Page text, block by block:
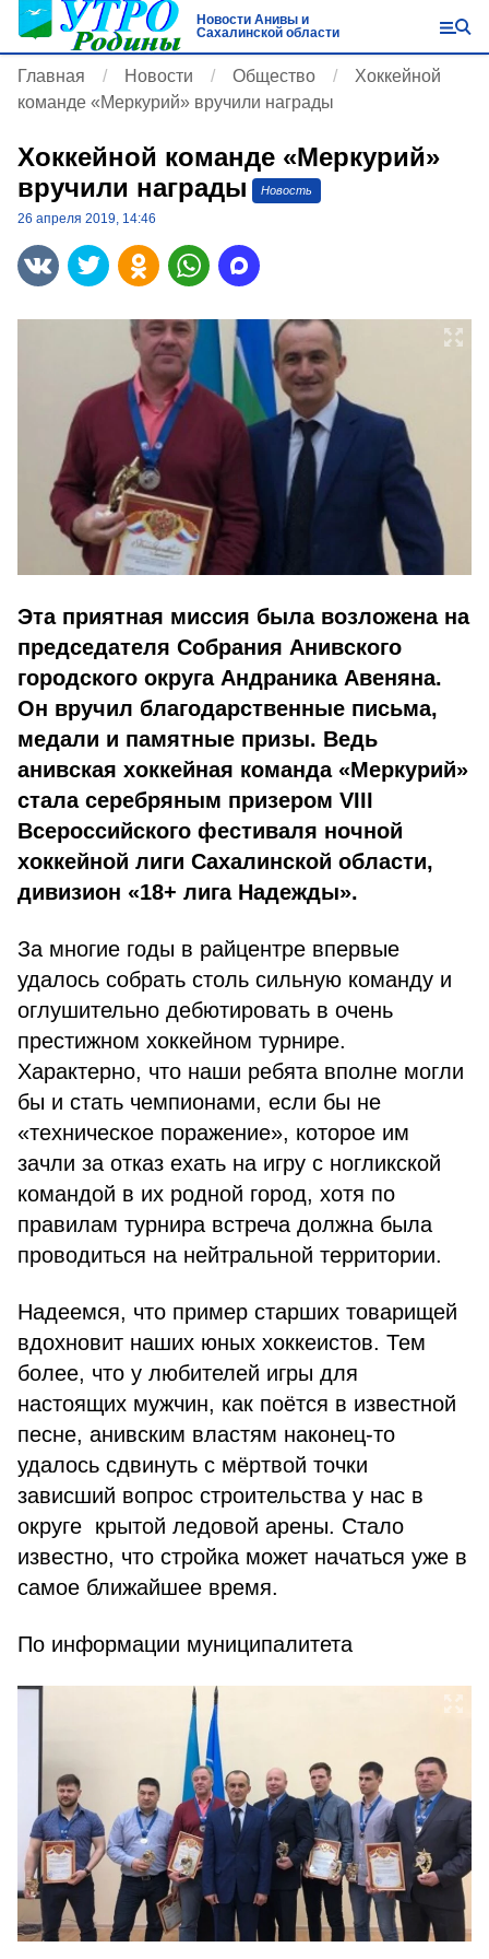
Новости Анивы и
Сахалинской области
Главная Новости Общество
Хоккейной
команде «Меркурий» вручили награды
Хоккейной команде «Меркурий»
вручили награды
Новость
26 апреля 2019, 14:46
Эта приятная миссия была возложена на
председателя Собрания Анивского
городского округа Андраника Авеняна.
Он вручил благодарственные письма,
медали и памятные призы. Ведь
анивская хоккейная команда «Меркурий»
стала серебряным призером VIII
Всероссийского фестиваля ночной
хоккейной лиги Сахалинской области,
дивизион «18+ лига Надежды».
За многие годы в райцентре впервые
удалось собрать столь сильную команду и
оглушительно дебютировать в очень
престижном хоккейном турнире.
Характерно, что наши ребята вполне могли
бы и стать чемпионами, если бы не
«техническое поражение», которое им
зачли за отказ ехать на игру с ногликской
командой в их родной город, хотя по
правилам турнира встреча должна была
проводиться на нейтральной территории.
Надеемся, что пример старших товарищей
вдохновит наших юных хоккеистов. Тем
более, что у любителей игры для
настоящих мужчин, как поётся в известной
песне, анивским властям наконец-то
удалось сдвинуть с мёртвой точки
зависший вопрос строительства у нас в
округе крытой ледовой арены. Стало
известно, что стройка может начаться уже в
самое ближайшее время.
По информации муниципалитета